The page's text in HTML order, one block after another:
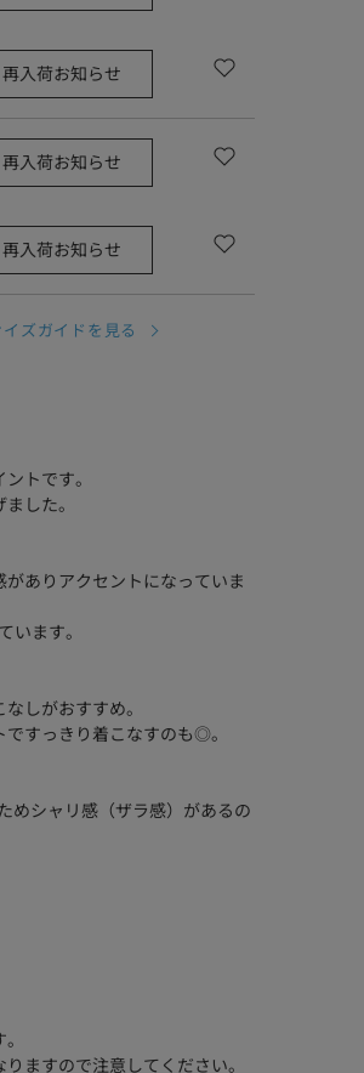
再入荷お知らせ
再入荷お知らせ
再入荷お知らせ
イズガイドを見る
トです。
した。
ありアクセントになっていま
います。
しがおすすめ。
すっきり着こなすのも◎。
めシャリ感（ザラ感）があるの
ますので注意してください。